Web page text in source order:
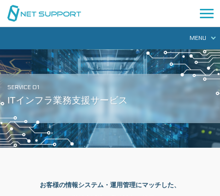
MENU
SERVICE 01
ITインフラ業務支援サービス
お客様の情報システム・運用管理にマッチした、